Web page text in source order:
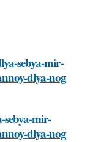
sebya-mir-
dlya-nog
mir-
dlya-nog